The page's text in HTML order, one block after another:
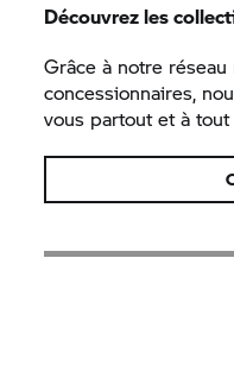
Découvrez les
Grâce à notre
concessionnaires,
vous partout et à